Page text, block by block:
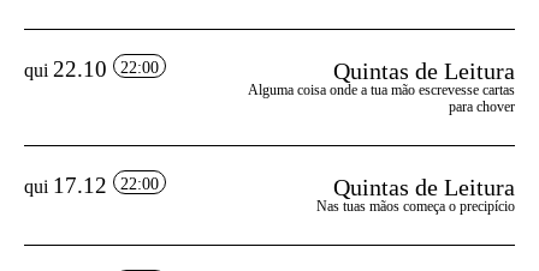
qui 22.10 22:00 Quintas de Leitura
Alguma coisa onde a tua mão escrevesse cartas
para chover
qui 17.12 22:00 Quintas de Leitura
Nas tuas mãos começa o precipício